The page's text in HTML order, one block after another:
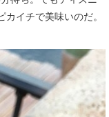
イチで美味いのだ。